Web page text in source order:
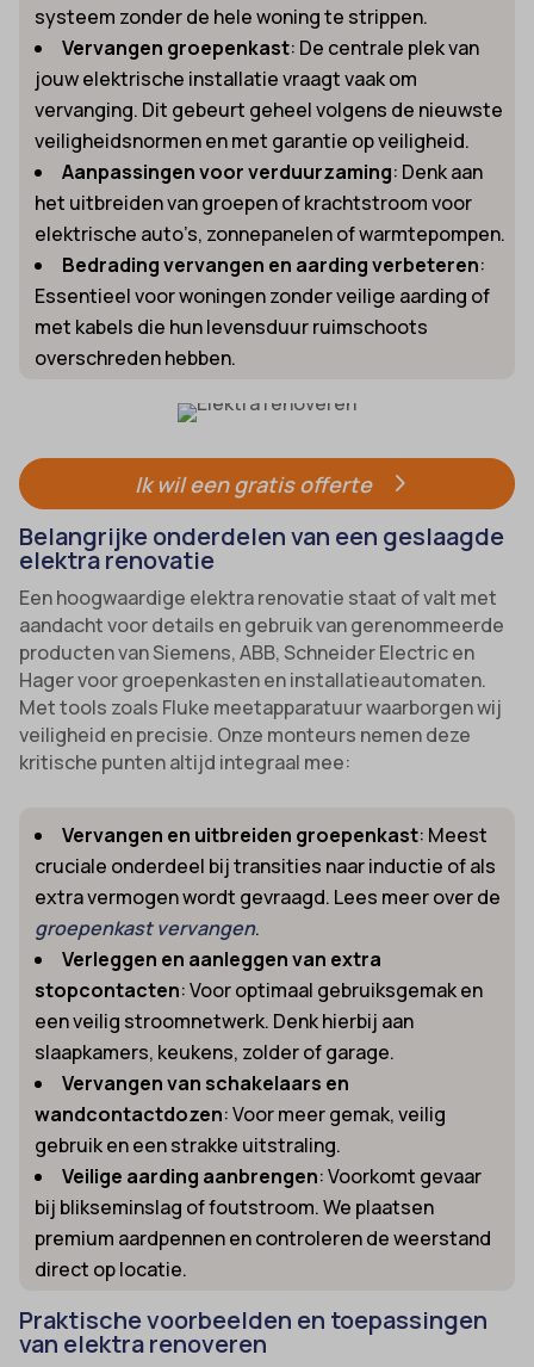
systeem zonder de hele woning te strippen.
Vervangen groepenkast: De centrale plek van
jouw elektrische installatie vraagt vaak om
vervanging. Dit gebeurt geheel volgens de nieuwste
veiligheidsnormen en met garantie op veiligheid.
Aanpassingen voor verduurzaming: Denk aan
het uitbreiden van groepen of krachtstroom voor
elektrische auto’s, zonnepanelen of warmtepompen.
Bedrading vervangen en aarding verbeteren:
Essentieel voor woningen zonder veilige aarding of
met kabels die hun levensduur ruimschoots
overschreden hebben.
Ik wil een gratis offerte
Belangrijke onderdelen van een geslaagde
elektra renovatie
Een hoogwaardige elektra renovatie staat of valt met
aandacht voor details en gebruik van gerenommeerde
producten van Siemens, ABB, Schneider Electric en
Hager voor groepenkasten en installatieautomaten.
Met tools zoals Fluke meetapparatuur waarborgen wij
veiligheid en precisie. Onze monteurs nemen deze
kritische punten altijd integraal mee:
Vervangen en uitbreiden groepenkast: Meest
cruciale onderdeel bij transities naar inductie of als
extra vermogen wordt gevraagd. Lees meer over de
groepenkast vervangen.
Verleggen en aanleggen van extra
stopcontacten: Voor optimaal gebruiksgemak en
een veilig stroomnetwerk. Denk hierbij aan
slaapkamers, keukens, zolder of garage.
Vervangen van schakelaars en
wandcontactdozen: Voor meer gemak, veilig
gebruik en een strakke uitstraling.
Veilige aarding aanbrengen: Voorkomt gevaar
bij blikseminslag of foutstroom. We plaatsen
premium aardpennen en controleren de weerstand
direct op locatie.
Praktische voorbeelden en toepassingen
van elektra renoveren